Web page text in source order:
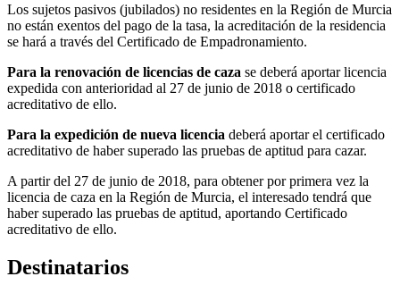
Los sujetos pasivos (jubilados) no residentes en la Región de Murcia
no están exentos del pago de la tasa, la acreditación de la residencia
se hará a través del Certificado de Empadronamiento.
Para la renovación de licencias de caza se deberá aportar licencia
expedida con anterioridad al 27 de junio de 2018 o certificado
acreditativo de ello.
Para la expedición de nueva licencia deberá aportar el certificado
acreditativo de haber superado las pruebas de aptitud para cazar.
A partir del 27 de junio de 2018, para obtener por primera vez la
licencia de caza en la Región de Murcia, el interesado tendrá que
haber superado las pruebas de aptitud, aportando Certificado
acreditativo de ello.
Destinatarios